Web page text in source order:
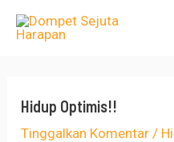
Lewati
Hidup Optimis!!
Tinggalkan Komentar /
Post
navigation